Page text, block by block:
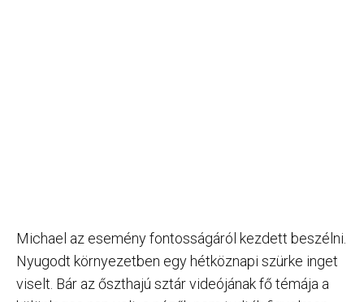
Michael az esemény fontosságáról kezdett beszélni.
Nyugodt környezetben egy hétköznapi szürke inget
viselt. Bár az őszthajú sztár videójának fő témája a